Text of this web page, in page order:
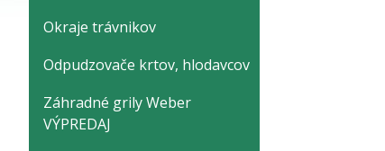
Okraje trávnikov
Odpudzovače krtov, hlodavcov
Záhradné grily Weber
VÝPREDAJ